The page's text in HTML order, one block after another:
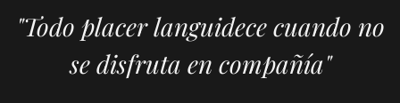
"Todo placer languidece cuando no
se disfruta en compañía"